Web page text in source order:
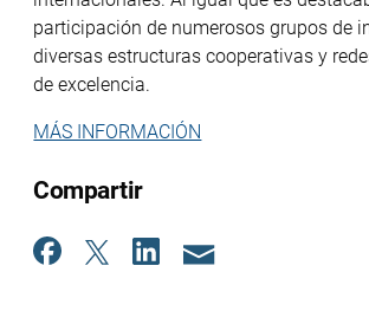
participación de numerosos grupos de
diversas estructuras cooperativas y
de excelencia.
MÁS INFORMACIÓN
Compartir